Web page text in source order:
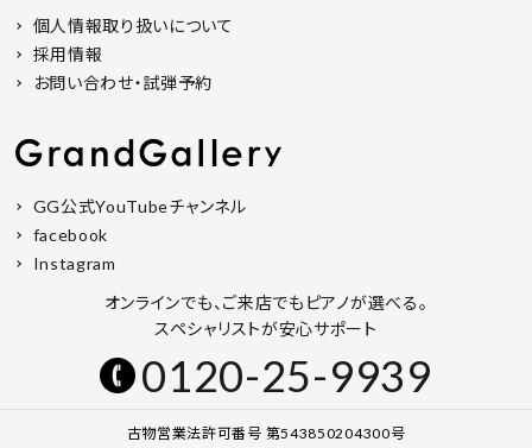
個人情報取り扱いについて
採用情報
お問い合わせ・試弾予約
GG公式YouTubeチャンネル
facebook
Instagram
オンラインでも、ご来店でもピアノが選べる。
スペシャリストが安心サポート
0120-25-9939
古物営業法許可番号 第543850204300号